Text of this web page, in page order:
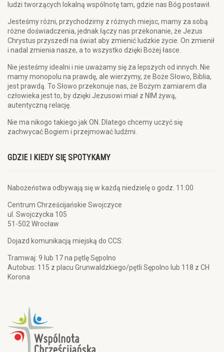
ludzi tworzących lokalną wspólnotę tam, gdzie nas Bóg postawił.
Jesteśmy różni, przychodzimy z różnych miejsc, mamy za sobą
różne doświadczenia, jednak łączy nas przekonanie, że Jezus
Chrystus przyszedł na świat aby zmienić ludzkie życie. On zmienił
i nadal zmienia nasze, a to wszystko dzięki Bożej łasce.
Nie jesteśmy idealni i nie uważamy się za lepszych od innych. Nie
mamy monopolu na prawdę, ale wierzymy, że Boże Słowo, Biblia,
jest prawdą. To Słowo przekonuje nas, że Bożym zamiarem dla
człowieka jest to, by dzięki Jezusowi miał z NIM żywą,
autentyczną relację.
Nie ma nikogo takiego jak ON. Dlatego chcemy uczyć się
zachwycać Bogiem i przejmować ludźmi.
GDZIE I KIEDY SIĘ SPOTYKAMY
Nabożeństwa odbywają się w każdą niedzielę o godz. 11:00
Centrum Chrześcijańskie Swojczyce
ul. Swojczycka 105
51-502 Wrocław
Dojazd komunikacją miejską do CCS:
Tramwaj: 9 lub 17 na pętlę Sępolno
Autobus: 115 z placu Grunwaldzkiego/pętli Sępolno lub 118 z CH
Korona